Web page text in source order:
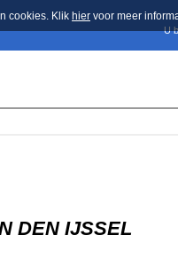
cookies. Klik hier voor meer
U
DEN IJSSEL